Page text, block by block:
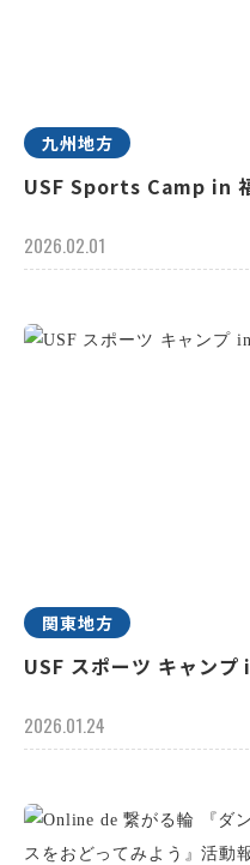
九州地方
USF Sports Camp in
2026.02.01
関東地方
USF スポーツ キャン
2026.01.24